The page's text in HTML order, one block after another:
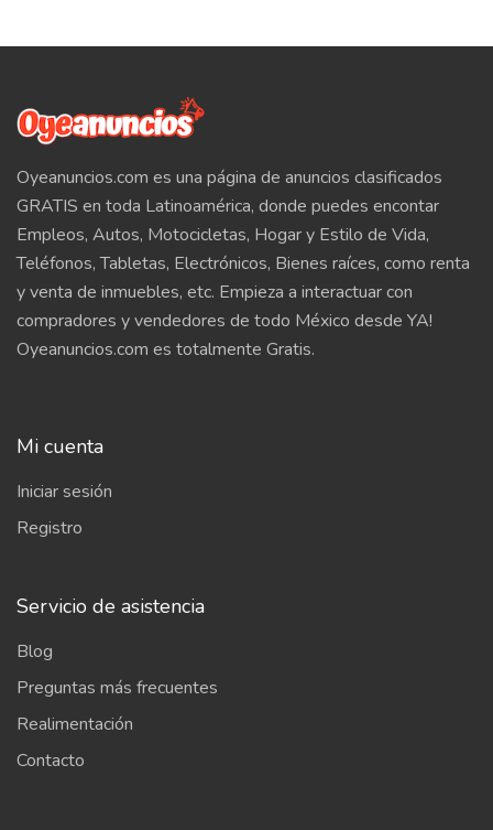
Oyeanuncios.com es una página de anuncios clasificados
GRATIS en toda Latinoamérica, donde puedes encontar
Empleos, Autos, Motocicletas, Hogar y Estilo de Vida,
Teléfonos, Tabletas, Electrónicos, Bienes raíces, como renta
y venta de inmuebles, etc. Empieza a interactuar con
compradores y vendedores de todo México desde YA!
Oyeanuncios.com es totalmente Gratis.
Mi cuenta
Iniciar sesión
Registro
Servicio de asistencia
Blog
Preguntas más frecuentes
Realimentación
Contacto